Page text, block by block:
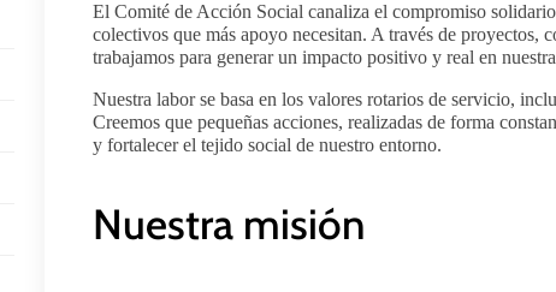
El Comité de Acción Social canaliza el compromiso
colectivos que más apoyo necesitan. A través de proyectos,
trabajamos para generar un impacto positivo y real en
Nuestra labor se basa en los valores rotarios de servicio,
Creemos que pequeñas acciones, realizadas de forma
y fortalecer el tejido social de nuestro entorno.
Nuestra misión